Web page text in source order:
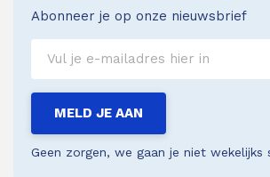
Abonneer je op onze nieuwsbrief
Geen zorgen, we gaan je niet wekelijks
MELD JE AAN